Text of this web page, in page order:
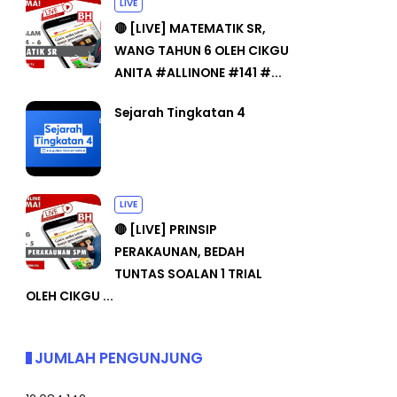
LIVE
🔴 [LIVE] MATEMATIK SR,
WANG TAHUN 6 OLEH CIKGU
ANITA #ALLINONE #141 #...
Sejarah Tingkatan 4
LIVE
🔴 [LIVE] PRINSIP
PERAKAUNAN, BEDAH
TUNTAS SOALAN 1 TRIAL
OLEH CIKGU ...
JUMLAH PENGUNJUNG